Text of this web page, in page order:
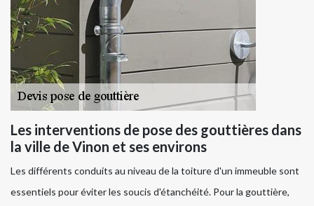
Les interventions de pose des gouttières dans
la ville de Vinon et ses environs
Les différents conduits au niveau de la toiture d'un immeuble sont
essentiels pour éviter les soucis d'étanchéité. Pour la gouttière,